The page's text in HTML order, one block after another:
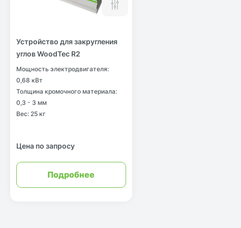
Устройство для закругления
углов WoodTec R2
Мощность электродвигателя:
0,68 кВт
Толщина кромочного материала:
0,3 - 3 мм
Вес: 25 кг
Цена по запросу
Подробнее